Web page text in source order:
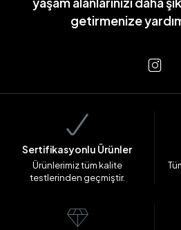
getirmenize
Sertifikasyonlu Ürünler
Ürünlerimiz tüm kalite
testlerinden geçmiştir.